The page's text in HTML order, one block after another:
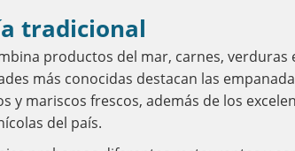
tradicional
productos del mar, carnes, verduras
más conocidas destacan las
y mariscos frescos, además de los
del país.